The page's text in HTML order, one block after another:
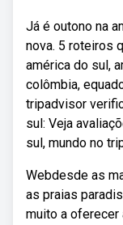
Já é outono na
nova. 5 roteiros
américa do sul,
colômbia,
tripadvisor
sul: Veja
sul, mundo no
Webdesde as
as praias
muito a oferecer